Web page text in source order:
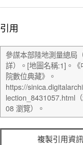
引用
複製引用資訊